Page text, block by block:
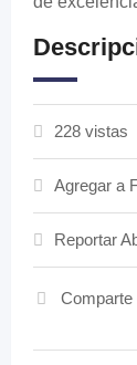
228 vistas
Agregar a
Reportar
Comparte